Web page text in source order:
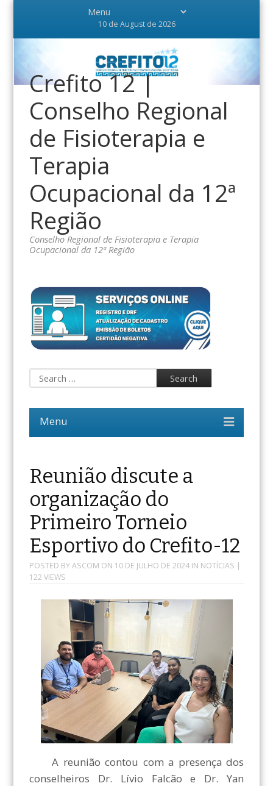
10 de August de 2026
Crefito 12 |
Conselho Regional
de Fisioterapia e
Terapia
Ocupacional da 12ª
Região
Conselho Regional de Fisioterapia e Terapia
Ocupacional da 12ª Região
Reunião discute a
organização do
Primeiro Torneio
Esportivo do Crefito-12
POSTED BYASCOM ON 10 DE JULHO DE 2024IN NOTÍCIAS |
122 VIEWS
A reunião contou com a presença dos
conselheiros Dr. Lívio Falcão e Dr. Yan